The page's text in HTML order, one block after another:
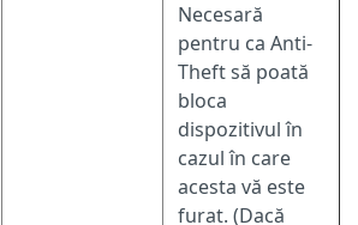
Necesară
pentru ca Anti-
Theft să poată
bloca
dispozitivul în
cazul în care
acesta vă este
furat. (Dacă